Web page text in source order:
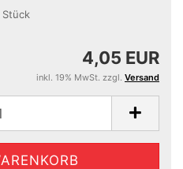
Stück
4,05 EUR
inkl. 19% MwSt. zzgl. Versand